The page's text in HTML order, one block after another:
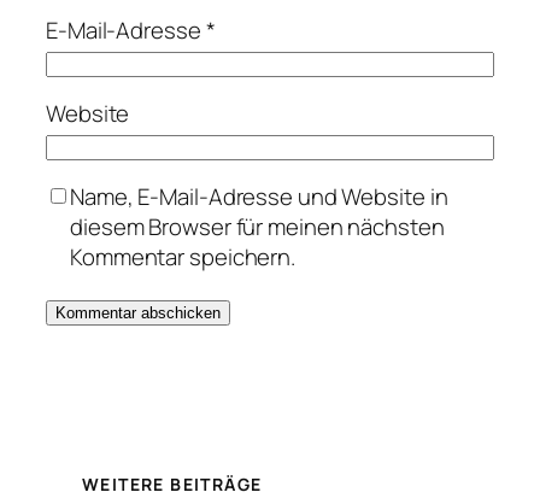
E-Mail-Adresse*
Website
Name, E-Mail-Adresse und Website in
diesem Browser für meinen nächsten
Kommentar speichern.
WEITERE BEITRÄGE